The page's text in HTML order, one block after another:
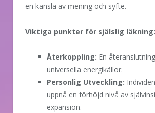
en känsla av mening och syfte.
Viktiga punkter för själslig läkning:
Återkoppling: En
universella energikällor.
Personlig Utveckling:
uppnå en förhöjd nivå av
expansion.